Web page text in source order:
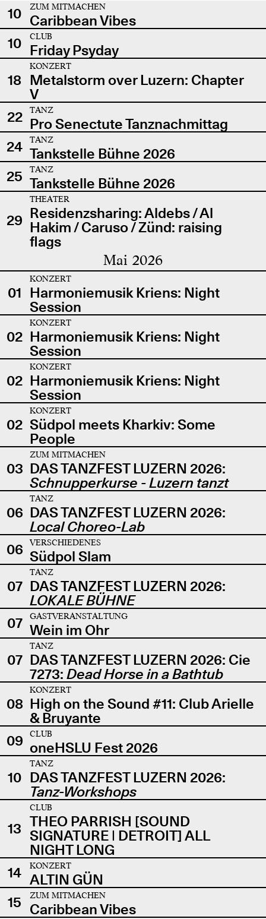
10
ZUM MITMACHEN
Caribbean Vibes
10
CLUB
Friday Psyday
18
KONZERT
Metalstorm over Luzern: Chapter
V
22
TANZ
Pro Senectute Tanznachmittag
24
TANZ
Tankstelle Bühne 2026
25
TANZ
Tankstelle Bühne 2026
29
THEATER
Residenzsharing: Aldebs / Al
Hakim / Caruso / Zünd: raising
flags
Mai 2026
01
KONZERT
Harmoniemusik Kriens: Night
Session
02
KONZERT
Harmoniemusik Kriens: Night
Session
02
KONZERT
Harmoniemusik Kriens: Night
Session
02
KONZERT
Südpol meets Kharkiv: Some
People
03
ZUM MITMACHEN
DAS TANZFEST LUZERN 2026:
Schnupperkurse - Luzern tanzt
06
TANZ
DAS TANZFEST LUZERN 2026:
Local Choreo-Lab
06
VERSCHIEDENES
Südpol Slam
07
TANZ
DAS TANZFEST LUZERN 2026:
LOKALE BÜHNE
07
GASTVERANSTALTUNG
Wein im Ohr
07
TANZ
DAS TANZFEST LUZERN 2026: Cie
7273: Dead Horse in a Bathtub
08
KONZERT
High on the Sound #11: Club Arielle
& Bruyante
09
CLUB
oneHSLU Fest 2026
10
TANZ
DAS TANZFEST LUZERN 2026:
Tanz-Workshops
13
CLUB
THEO PARRISH [SOUND
SIGNATURE | DETROIT] ALL
NIGHT LONG
14
KONZERT
ALTIN GÜN
15
ZUM MITMACHEN
Caribbean Vibes